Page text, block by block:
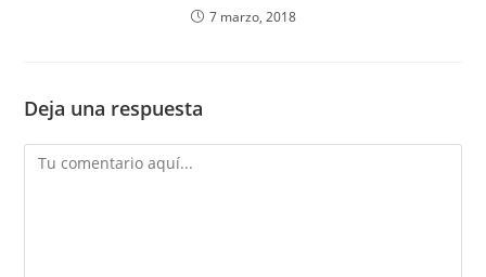
7 marzo, 2018
Deja una respuesta